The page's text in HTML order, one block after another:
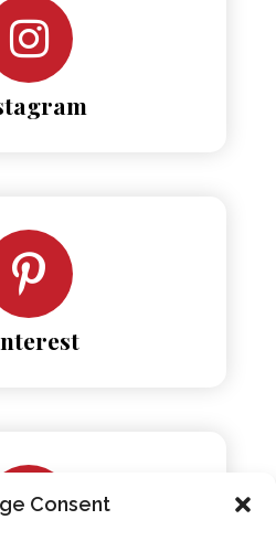
Consent